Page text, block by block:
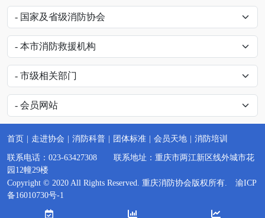
首页 走进协会 消防科普 团体标准 会员天地 消防培训
联系电话：023-63427308 联系地址：重庆市两江新区线外城市花
园12幢29楼
Copyright © 2020 All Rights Reserved. 重庆消防协会版权所有. 渝ICP
备16010730号-1